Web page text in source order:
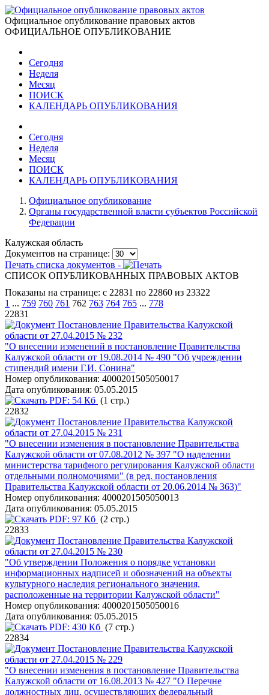
Официальное опубликование правовых актов
ОФИЦИАЛЬНОЕ ОПУБЛИКОВАНИЕ
Сегодня
Неделя
Месяц
ПОИСК
КАЛЕНДАРЬ ОПУБЛИКОВАНИЯ
Сегодня
Неделя
Месяц
ПОИСК
КАЛЕНДАРЬ ОПУБЛИКОВАНИЯ
Официальное опубликование
Органы государственной власти субъектов Российской
Федерации
Калужская область
Документов на странице:
Печать списка документов -
СПИСОК ОПУБЛИКОВАННЫХ ПРАВОВЫХ АКТОВ
Показаны на странице: с 22831 по 22860 из 23322
1 ... 759 760 761 762 763 764 765 ... 778
22831
Постановление Правительства Калужской
области от 27.04.2015 № 232
"О внесении изменений в постановление Правительства
Калужской области от 19.08.2014 № 490 "Об учреждении
стипендий имени Г.И. Сонина"
Номер опубликования: 4000201505050017
Дата опубликования: 05.05.2015
PDF: 54 Кб (1 стр.)
22832
Постановление Правительства Калужской
области от 27.04.2015 № 231
"О внесении изменения в постановление Правительства
Калужской области от 07.08.2012 № 397 "О наделении
министерства тарифного регулирования Калужской области
отдельными полномочиями" (в ред. постановления
Правительства Калужской области от 20.06.2014 № 363)"
Номер опубликования: 4000201505050013
Дата опубликования: 05.05.2015
PDF: 97 Кб (2 стр.)
22833
Постановление Правительства Калужской
области от 27.04.2015 № 230
"Об утверждении Положения о порядке установки
информационных надписей и обозначений на объекты
культурного наследия регионального значения,
расположенные на территории Калужской области"
Номер опубликования: 4000201505050016
Дата опубликования: 05.05.2015
PDF: 430 Кб (7 стр.)
22834
Постановление Правительства Калужской
области от 27.04.2015 № 229
"О внесении изменения в постановление Правительства
Калужской области от 16.08.2013 № 427 "О Перечне
должностных лиц, осуществляющих федеральный